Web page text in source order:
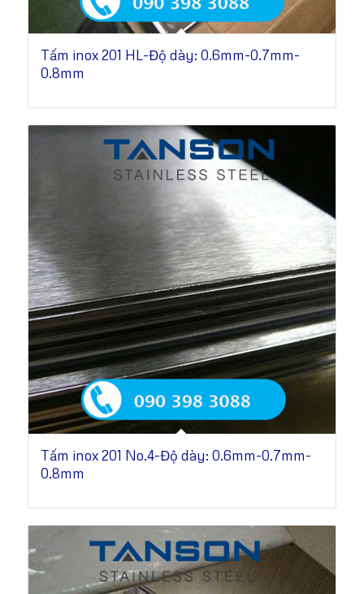
Tấm inox 201 HL-Độ dày: 0.6mm-0.7mm-
0.8mm
Tấm inox 201 No.4-Độ dày: 0.6mm-0.7mm-
0.8mm